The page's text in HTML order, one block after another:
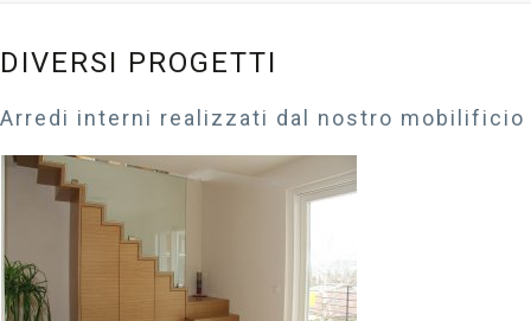
DIVERSI PROGETTI
Arredi interni realizzati dal nostro mobilificio